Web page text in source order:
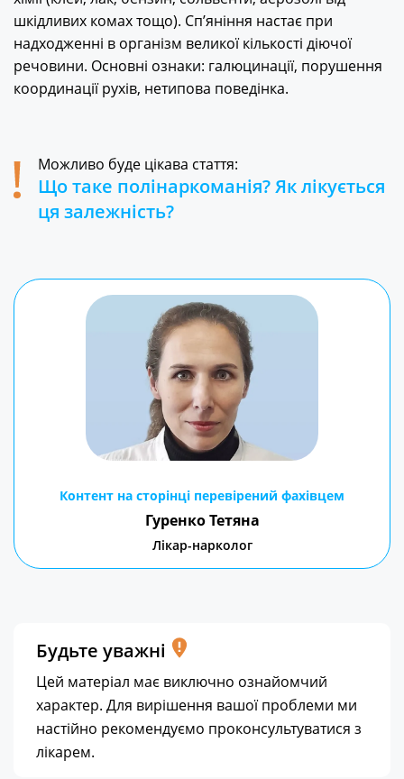
шкідливих комах тощо). Сп’яніння настає при
надходженні в організм великої кількості діючої
речовини. Основні ознаки: галюцинації, порушення
координації рухів, нетипова поведінка.
Можливо буде цікава стаття:
Що таке полінаркоманія? Як лікується
ця залежність?
Контент на сторінці перевірений фахівцем
Гуренко Тетяна
Лікар-нарколог
Будьте уважні
Цей матеріал має виключно ознайомчий
характер. Для вирішення вашої проблеми ми
настійно рекомендуємо проконсультуватися з
лікарем.